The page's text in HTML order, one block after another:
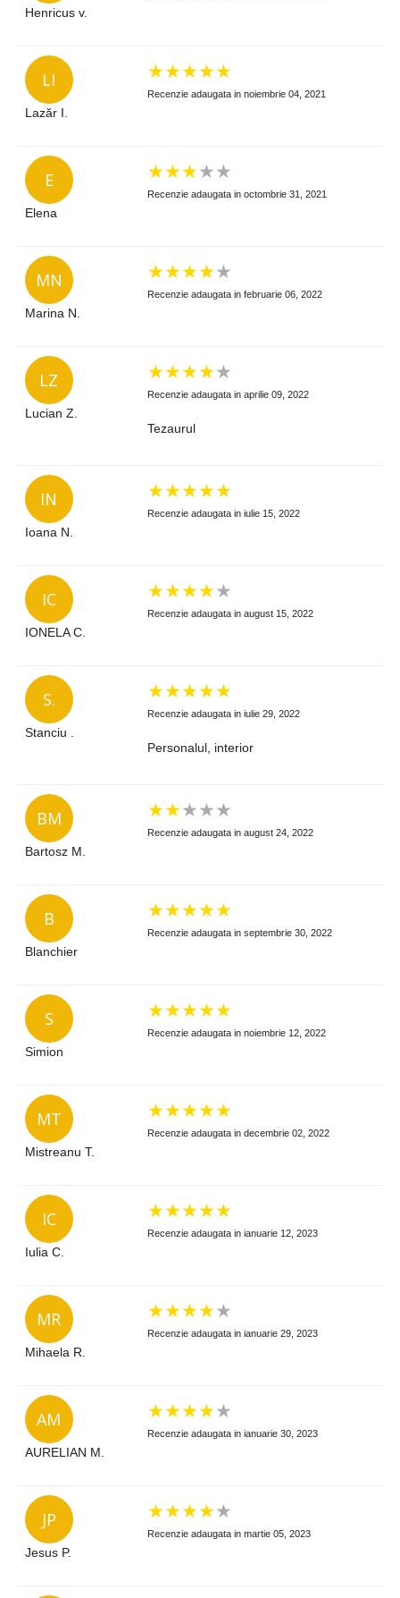
Henricus v.
LI
Lazăr I.
★★★★★
Recenzie adaugata in noiembrie 04, 2021
E
Elena
★★★★★
Recenzie adaugata in octombrie 31, 2021
MN
Marina N.
★★★★★
Recenzie adaugata in februarie 06, 2022
LZ
Lucian Z.
★★★★★
Recenzie adaugata in aprilie 09, 2022
Tezaurul
IN
Ioana N.
★★★★★
Recenzie adaugata in iulie 15, 2022
IC
IONELA C.
★★★★★
Recenzie adaugata in august 15, 2022
S.
Stanciu .
★★★★★
Recenzie adaugata in iulie 29, 2022
Personalul, interior
BM
Bartosz M.
★★★★★
Recenzie adaugata in august 24, 2022
B
Blanchier
★★★★★
Recenzie adaugata in septembrie 30, 2022
S
Simion
★★★★★
Recenzie adaugata in noiembrie 12, 2022
MT
Mistreanu T.
★★★★★
Recenzie adaugata in decembrie 02, 2022
IC
Iulia C.
★★★★★
Recenzie adaugata in ianuarie 12, 2023
MR
Mihaela R.
★★★★★
Recenzie adaugata in ianuarie 29, 2023
AM
AURELIAN M.
★★★★★
Recenzie adaugata in ianuarie 30, 2023
JP
Jesus P.
★★★★★
Recenzie adaugata in martie 05, 2023